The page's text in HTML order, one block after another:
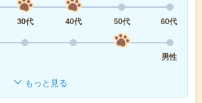
30代 40代 50代
60代
男性
もっと見る